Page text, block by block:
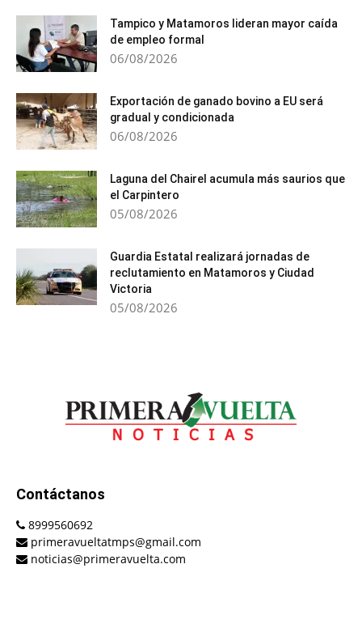
Tampico y Matamoros lideran mayor caída
de empleo formal
06/08/2026
Exportación de ganado bovino a EU será
gradual y condicionada
06/08/2026
Laguna del Chairel acumula más saurios que
el Carpintero
05/08/2026
Guardia Estatal realizará jornadas de
reclutamiento en Matamoros y Ciudad
Victoria
05/08/2026
Contáctanos
8999560692
primeravueltatmps@gmail.com
noticias@primeravuelta.com